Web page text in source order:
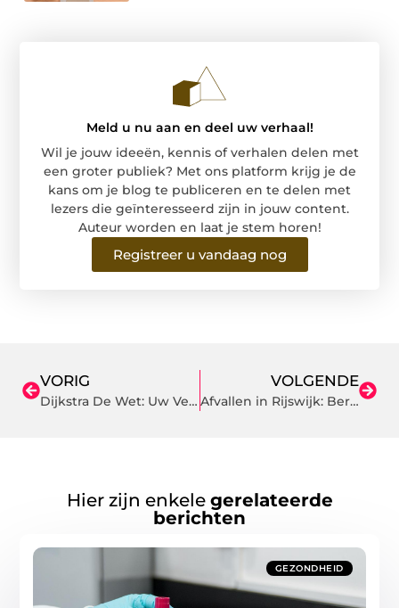
Meld u nu aan en deel uw verhaal!
Wil je jouw ideeën, kennis of verhalen delen met
een groter publiek? Met ons platform krijg je de
kans om je blog te publiceren en te delen met
lezers die geïnteresseerd zijn in jouw content.
Auteur worden en laat je stem horen!
Registreer u vandaag nog
VORIG
Dijkstra De Wet: Uw Vertrouwde Tandarts in Amsterdam-Zuid
VOLGENDE
Afvallen in Rijswijk: Bereik Je Doelen bij Sportschool Rwijkgym.nl
Hier zijn enkele gerelateerde
berichten
GEZONDHEID